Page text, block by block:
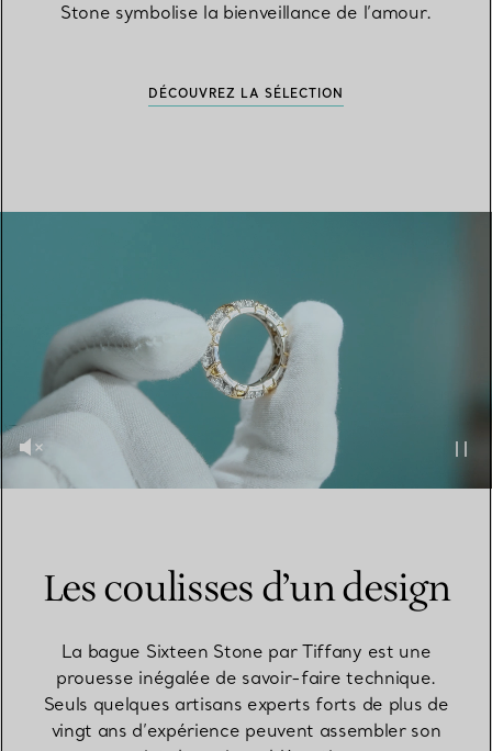
Stone symbolise la bienveillance de l’amour.
DÉCOUVREZ LA SÉLECTION
Les coulisses d’un design
La bague Sixteen Stone par Tiffany est une
prouesse inégalée de savoir-faire technique.
Seuls quelques artisans experts forts de plus de
vingt ans d’expérience peuvent assembler son